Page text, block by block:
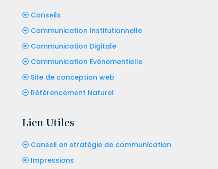
Conseils
Communication Institutionnelle
Communication Digitale
Communication Evénementielle
Site de conception web
Référencement Naturel
Lien Utiles
Conseil en stratégie de communication
Impressions